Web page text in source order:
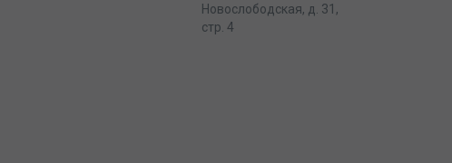
Новослободская, д. 31,
стр. 4